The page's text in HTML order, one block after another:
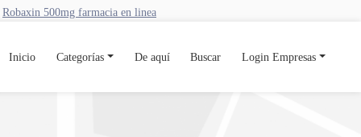
Robaxin 500mg farmacia en linea
Inicio Categorías De aquí Buscar Login Empresas